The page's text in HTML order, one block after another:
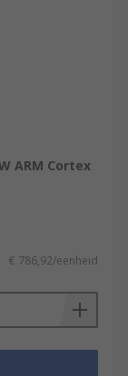
ARM Cortex
€ 786,92/eenheid